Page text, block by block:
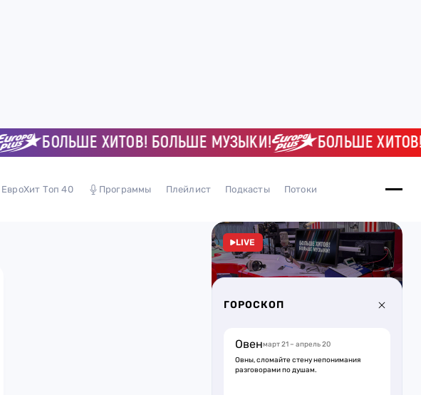
БОЛЬШЕ ХИТОВ! БОЛЬШЕ МУЗЫКИ! БОЛЬШЕ ХИТОВ!
ЕвроХит Топ 40 Программы Плейлист Подкасты Потоки
LIVE
ГОРОСКОП
Овенмарт 21 – апрель 20
Овны, сломайте стену непонимания
разговорами по душам.